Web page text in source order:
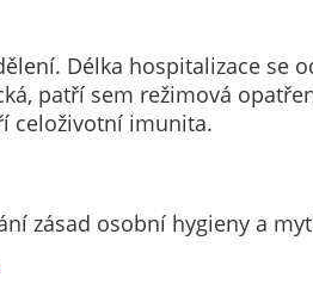
Délka hospitalizace
patří sem režimová
celoživotní imunita.
zásad osobní hygieny a